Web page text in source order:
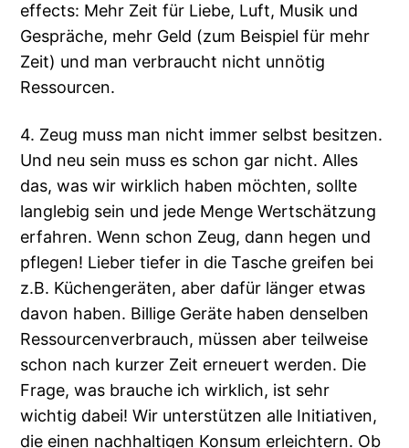
effects: Mehr Zeit für Liebe, Luft, Musik und
Gespräche, mehr Geld (zum Beispiel für mehr
Zeit) und man verbraucht nicht unnötig
Ressourcen.
4. Zeug muss man nicht immer selbst besitzen.
Und neu sein muss es schon gar nicht. Alles
das, was wir wirklich haben möchten, sollte
langlebig sein und jede Menge Wertschätzung
erfahren. Wenn schon Zeug, dann hegen und
pflegen! Lieber tiefer in die Tasche greifen bei
z.B. Küchengeräten, aber dafür länger etwas
davon haben. Billige Geräte haben denselben
Ressourcenverbrauch, müssen aber teilweise
schon nach kurzer Zeit erneuert werden. Die
Frage, was brauche ich wirklich, ist sehr
wichtig dabei! Wir unterstützen alle Initiativen,
die einen nachhaltigen Konsum erleichtern. Ob